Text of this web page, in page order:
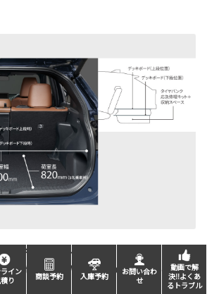
ルデッキボード
の2WD、Zの2WD、Gの2WD
イン
り
商談予約 入庫予約
お問い合わ
せ
動画で解
決‼よくあ
るトラブル